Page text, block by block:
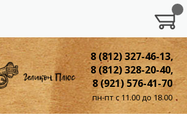
8 (812) 327-46-13,
8 (812) 328-20-40,
8 (921) 576-41-70
пн-пт с 11.00 до 18.00